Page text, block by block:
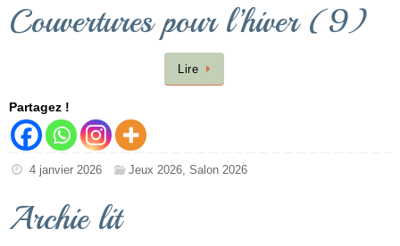
Couvertures pour l’hiver (9)
Lire
Partagez !
4 janvier 2026 Jeux 2026 ,Salon 2026
Archie lit